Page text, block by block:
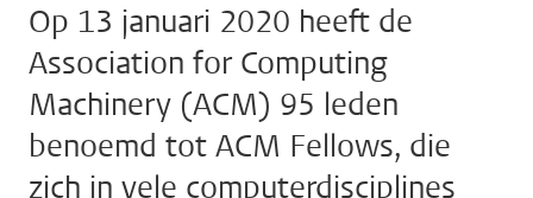
Op 13 januari 2020 heeft de
Association for Computing
Machinery (ACM) 95 leden
benoemd tot ACM Fellows, die
zich in vele computerdisciplines